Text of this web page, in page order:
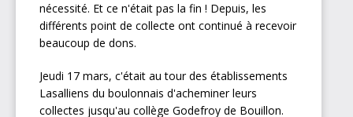
nécessité. Et ce n'était pas la fin ! Depuis, les
différents point de collecte ont continué à recevoir
beaucoup de dons.
Jeudi 17 mars, c'était au tour des établissements
Lasalliens du boulonnais d'acheminer leurs
collectes jusqu'au collège Godefroy de Bouillon.